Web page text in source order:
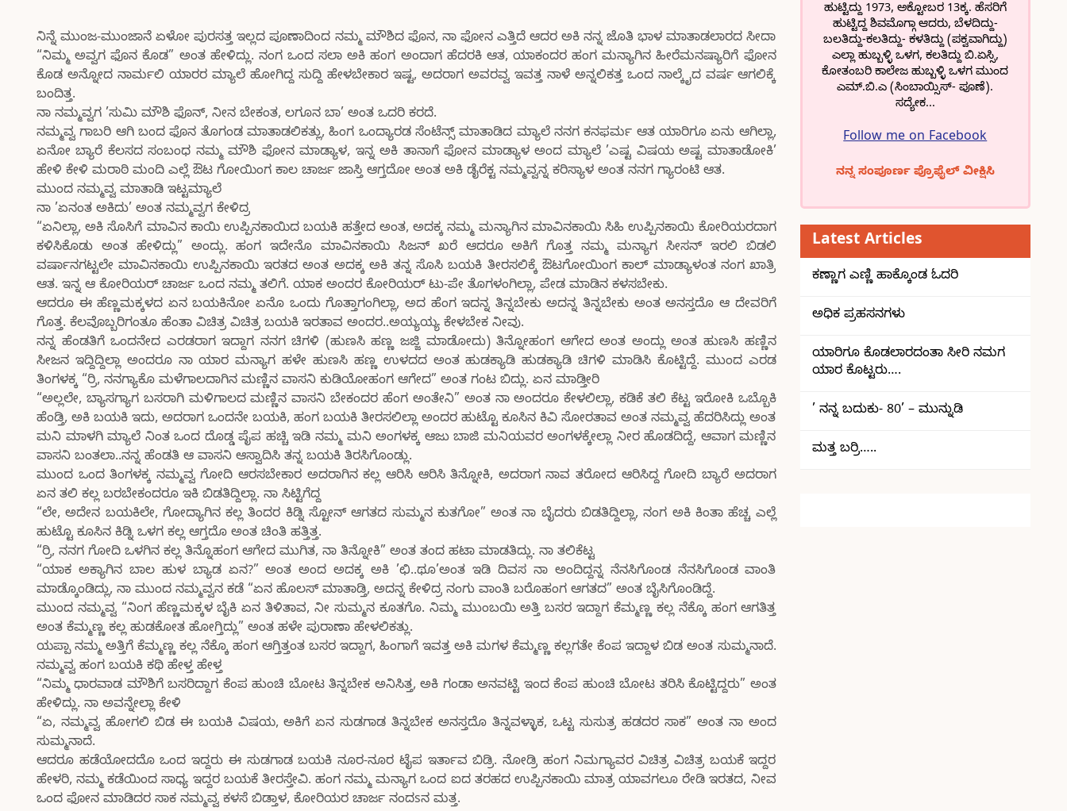
ನಿನ್ನೆ ಮುಂಜ-ಮುಂಜಾನೆ ಏಳೋ ಪುರಸತ್ತ ಇಲ್ಲದ ಪೂಣಾದಿಂದ ನಮ್ಮ ಮೌಶಿದ ಫೊನ, ನಾ ಫೋನ ಎತ್ತಿದೆ ಆದರ ಅಕಿ ನನ್ನ ಜೊತಿ ಭಾಳ ಮಾತಾಡಲಾರದ ಸೀದಾ
“ನಿಮ್ಮ ಅವ್ವಗ ಫೊನ ಕೊಡ” ಅಂತ ಹೇಳಿದ್ಲು. ನಂಗ ಒಂದ ಸಲಾ ಅಕಿ ಹಂಗ ಅಂದಾಗ ಹೆದರಕಿ ಆತ, ಯಾಕಂದರ ಹಂಗ ಮನ್ಯಾಗಿನ ಹೀರೆಮನಷ್ಯಾರಿಗೆ ಫೋನ
ಕೊಡ ಅನ್ನೋದ ನಾರ್ಮಲಿ ಯಾರರ ಮ್ಯಾಲೆ ಹೋಗಿದ್ದ ಸುದ್ದಿ ಹೇಳಬೇಕಾರ ಇಷ್ಟ, ಅದರಾಗ ಅವರವ್ವ ಇವತ್ತ ನಾಳೆ ಅನ್ನಲಿಕತ್ತ ಒಂದ ನಾಲ್ಕೈದ ವರ್ಷ ಆಗಲಿಕ್ಕೆ
ಬಂದಿತ್ತ.
ನಾ ನಮ್ಮವ್ವಗ ’ಸುಮಿ ಮೌಶಿ ಫೊನ್, ನೀನ ಬೇಕಂತ, ಲಗೂನ ಬಾ’ ಅಂತ ಒದರಿ ಕರದೆ.
ನಮ್ಮವ್ವ ಗಾಬರಿ ಆಗಿ ಬಂದ ಫೊನ ತೊಗಂಡ ಮಾತಾಡಲಿಕತ್ಲು, ಹಿಂಗ ಒಂದ್ಯಾರಡ ಸೆಂಟೆನ್ಸ್ ಮಾತಾಡಿದ ಮ್ಯಾಲೆ ನನಗ ಕನಫರ್ಮ ಆತ ಯಾರಿಗೂ ಏನು ಆಗಿಲ್ಲಾ,
ಏನೋ ಬ್ಯಾರೆ ಕೆಲಸದ ಸಂಬಂಧ ನಮ್ಮ ಮೌಶಿ ಫೋನ ಮಾಡ್ಯಾಳ, ಇನ್ನ ಅಕಿ ತಾನಾಗೆ ಫೋನ ಮಾಡ್ಯಾಳ ಅಂದ ಮ್ಯಾಲೆ ’ಎಷ್ಟ ವಿಷಯ ಅಷ್ಟ ಮಾತಾಡೋಕಿ’
ಹೇಳಿ ಕೇಳಿ ಮರಾಠಿ ಮಂದಿ ಎಲ್ಲೆ ಔಟ ಗೋಯಿಂಗ ಕಾಲ ಚಾರ್ಜ ಜಾಸ್ತಿ ಆಗ್ತದೋ ಅಂತ ಅಕಿ ಡೈರೆಕ್ಟ ನಮ್ಮವ್ವನ್ನ ಕರಿಸ್ಯಾಳ ಅಂತ ನನಗ ಗ್ಯಾರಂಟಿ ಆತ.
ಮುಂದ ನಮ್ಮವ್ವ ಮಾತಾಡಿ ಇಟ್ಟಮ್ಯಾಲೆ
ನಾ ’ಏನಂತ ಅಕಿದು’ ಅಂತ ನಮ್ಮವ್ವಗ ಕೇಳಿದ್ರ
“ಏನಿಲ್ಲಾ, ಅಕಿ ಸೊಸಿಗೆ ಮಾವಿನ ಕಾಯಿ ಉಪ್ಪಿನಕಾಯಿದ ಬಯಕಿ ಹತ್ತೇದ ಅಂತ, ಅದಕ್ಕ ನಮ್ಮ ಮನ್ಯಾಗಿನ ಮಾವಿನಕಾಯಿ ಸಿಹಿ ಉಪ್ಪಿನಕಾಯಿ ಕೋರಿಯರದಾಗ
ಕಳಿಸಿಕೊಡು ಅಂತ ಹೇಳಿದ್ಲು” ಅಂದ್ಲು. ಹಂಗ ಇದೇನೊ ಮಾವಿನಕಾಯಿ ಸಿಜನ್ ಖರೆ ಆದರೂ ಅಕಿಗೆ ಗೊತ್ತ ನಮ್ಮ ಮನ್ಯಾಗ ಸೀಸನ್ ಇರಲಿ ಬಿಡಲಿ
ವರ್ಷಾನಗಟ್ಟಲೇ ಮಾವಿನಕಾಯಿ ಉಪ್ಪಿನಕಾಯಿ ಇರತದ ಅಂತ ಅದಕ್ಕ ಅಕಿ ತನ್ನ ಸೊಸಿ ಬಯಕಿ ತೀರಸಲಿಕ್ಕೆ ಔಟಗೋಯಿಂಗ ಕಾಲ್ ಮಾಡ್ಯಾಳಂತ ನಂಗ ಖಾತ್ರಿ
ಆತ. ಇನ್ನ ಆ ಕೋರಿಯರ್ ಚಾರ್ಜ ಒಂದ ನಮ್ಮ ತಲಿಗೆ. ಯಾಕ ಅಂದರ ಕೋರಿಯರ್ ಟು-ಪೇ ತೊಗಳಂಗಿಲ್ಲಾ, ಪೇಡ ಮಾಡಿನ ಕಳಸಬೇಕು.
ಆದರೂ ಈ ಹೆಣ್ಣಮಕ್ಕಳದ ಏನ ಬಯಕಿನೋ ಏನೊ ಒಂದು ಗೊತ್ತಾಗಂಗಿಲ್ಲಾ, ಅದ ಹೆಂಗ ಇದನ್ನ ತಿನ್ನಬೇಕು ಅದನ್ನ ತಿನ್ನಬೇಕು ಅಂತ ಅನಸ್ತದೊ ಆ ದೇವರಿಗೆ
ಗೊತ್ತ. ಕೆಲವೊಬ್ಬರಿಗಂತೂ ಹೆಂತಾ ವಿಚಿತ್ರ ವಿಚಿತ್ರ ಬಯಕಿ ಇರತಾವ ಅಂದರ..ಅಯ್ಯಯ್ಯ ಕೇಳಬೇಕ ನೀವು.
ನನ್ನ ಹೆಂಡತಿಗೆ ಒಂದನೇದ ಎರಡರಾಗ ಇದ್ದಾಗ ನನಗ ಚಿಗಳಿ (ಹುಣಸಿ ಹಣ್ಣ ಜಜ್ಜಿ ಮಾಡೋದು) ತಿನ್ನೋಹಂಗ ಆಗೇದ ಅಂತ ಅಂದ್ಲು ಅಂತ ಹುಣಸಿ ಹಣ್ಣಿನ
ಸೀಜನ ಇದ್ದಿದ್ದಿಲ್ಲಾ ಅಂದರೂ ನಾ ಯಾರ ಮನ್ಯಾಗ ಹಳೇ ಹುಣಸಿ ಹಣ್ಣ ಉಳದದ ಅಂತ ಹುಡಕ್ಯಾಡಿ ಹುಡಕ್ಯಾಡಿ ಚಿಗಳಿ ಮಾಡಿಸಿ ಕೊಟ್ಟಿದ್ದೆ. ಮುಂದ ಎರಡ
ತಿಂಗಳಕ್ಕ “ರ್ರಿ, ನನಗ್ಯಾಕೊ ಮಳೆಗಾಲದಾಗಿನ ಮಣ್ಣಿನ ವಾಸನಿ ಕುಡಿಯೋಹಂಗ ಆಗೇದ” ಅಂತ ಗಂಟ ಬಿದ್ಲು. ಏನ ಮಾಡ್ತೀರಿ
“ಅಲ್ಲಲೇ, ಬ್ಯಾಸಗ್ಯಾಗ ಬಸರಾಗಿ ಮಳಿಗಾಲದ ಮಣ್ಣಿನ ವಾಸನಿ ಬೇಕಂದರ ಹೆಂಗ ಅಂತೇನಿ” ಅಂತ ನಾ ಅಂದರೂ ಕೇಳಲಿಲ್ಲಾ, ಕಡಿಕೆ ತಲಿ ಕೆಟ್ಟ ಇರೋಕಿ ಒಬ್ಬೊಕಿ
ಹೆಂಡ್ತಿ, ಅಕಿ ಬಯಕಿ ಇದು, ಅದರಾಗ ಒಂದನೇ ಬಯಕಿ, ಹಂಗ ಬಯಕಿ ತೀರಸಲಿಲ್ಲಾ ಅಂದರ ಹುಟ್ಟೊ ಕೂಸಿನ ಕಿವಿ ಸೋರತಾವ ಅಂತ ನಮ್ಮವ್ವ ಹೆದರಿಸಿದ್ಲು ಅಂತ
ಮನಿ ಮಾಳಗಿ ಮ್ಯಾಲೆ ನಿಂತ ಒಂದ ದೊಡ್ಡ ಪೈಪ ಹಚ್ಚಿ ಇಡಿ ನಮ್ಮ ಮನಿ ಅಂಗಳಕ್ಕ ಆಜು ಬಾಜಿ ಮನಿಯವರ ಅಂಗಳಕ್ಕೇಲ್ಲಾ ನೀರ ಹೊಡದಿದ್ದೆ, ಆವಾಗ ಮಣ್ಣಿನ
ವಾಸನಿ ಬಂತಲಾ..ನನ್ನ ಹೆಂಡತಿ ಆ ವಾಸನಿ ಆಸ್ವಾದಿಸಿ ತನ್ನ ಬಯಕಿ ತಿರಸಿಗೊಂಡ್ಲು.
ಮುಂದ ಒಂದ ತಿಂಗಳಕ್ಕ ನಮ್ಮವ್ವ ಗೋದಿ ಆರಸಬೇಕಾರ ಅದರಾಗಿನ ಕಲ್ಲ ಆರಿಸಿ ಆರಿಸಿ ತಿನ್ನೋಕಿ, ಅದರಾಗ ನಾವ ತರೋದ ಆರಿಸಿದ್ದ ಗೋದಿ ಬ್ಯಾರೆ ಅದರಾಗ
ಏನ ತಲಿ ಕಲ್ಲ ಬರಬೇಕಂದರೂ ಇಕಿ ಬಿಡತಿದ್ದಿಲ್ಲಾ. ನಾ ಸಿಟ್ಟಿಗೆದ್ದ
“ಲೇ, ಅದೇನ ಬಯಕಿಲೇ, ಗೋದ್ಯಾಗಿನ ಕಲ್ಲ ತಿಂದರ ಕಿಡ್ನಿ ಸ್ಟೋನ್ ಆಗತದ ಸುಮ್ಮನ ಕುತಗೋ” ಅಂತ ನಾ ಬೈದರು ಬಿಡತಿದ್ದಿಲ್ಲಾ, ನಂಗ ಅಕಿ ಕಿಂತಾ ಹೆಚ್ಚ ಎಲ್ಲೆ
ಹುಟ್ಟೊ ಕೂಸಿನ ಕಿಡ್ನಿ ಒಳಗ ಕಲ್ಲ ಆಗ್ತದೊ ಅಂತ ಚಿಂತಿ ಹತ್ತಿತ್ತ.
“ರ್ರಿ, ನನಗ ಗೋದಿ ಒಳಗಿನ ಕಲ್ಲ ತಿನ್ನೊಹಂಗ ಆಗೇದ ಮುಗಿತ, ನಾ ತಿನ್ನೋಕಿ” ಅಂತ ತಂದ ಹಟಾ ಮಾಡತಿದ್ಲು. ನಾ ತಲಿಕೆಟ್ಟ
“ಯಾಕ ಅಕ್ಯಾಗಿನ ಬಾಲ ಹುಳ ಬ್ಯಾಡ ಏನ?” ಅಂತ ಅಂದ ಅದಕ್ಕ ಅಕಿ ’ಛಿ..ಥೂ’ಅಂತ ಇಡಿ ದಿವಸ ನಾ ಅಂದಿದ್ದನ್ನ ನೆನಸಿಗೊಂಡ ನೆನಸಿಗೊಂಡ ವಾಂತಿ
ಮಾಡ್ಕೊಂಡಿದ್ಲು, ನಾ ಮುಂದ ನಮ್ಮವ್ವನ ಕಡೆ “ಏನ ಹೊಲಸ್ ಮಾತಾಡ್ತಿ, ಅದನ್ನ ಕೇಳಿದ್ರ ನಂಗು ವಾಂತಿ ಬರೊಹಂಗ ಆಗತದ” ಅಂತ ಬೈಸಿಗೊಂಡಿದ್ದೆ.
ಮುಂದ ನಮ್ಮವ್ವ “ನಿಂಗ ಹೆಣ್ಣಮಕ್ಕಳ ಬೈಕಿ ಏನ ತಿಳಿತಾವ, ನೀ ಸುಮ್ಮನ ಕೂತಗೊ. ನಿಮ್ಮ ಮುಂಬಯಿ ಅತ್ತಿ ಬಸರ ಇದ್ದಾಗ ಕೆಮ್ಮಣ್ಣ ಕಲ್ಲ ನೆಕ್ಕೊ ಹಂಗ ಆಗತಿತ್ತ
ಅಂತ ಕೆಮ್ಮಣ್ಣ ಕಲ್ಲ ಹುಡಕೋತ ಹೋಗ್ತಿದ್ಲು” ಅಂತ ಹಳೇ ಪುರಾಣಾ ಹೇಳಲಿಕತ್ಲು.
ಯಪ್ಪಾ ನಮ್ಮ ಅತ್ತಿಗೆ ಕೆಮ್ಮಣ್ಣ ಕಲ್ಲ ನೆಕ್ಕೊ ಹಂಗ ಆಗ್ತಿತ್ತಂತ ಬಸರ ಇದ್ದಾಗ, ಹಿಂಗಾಗೆ ಇವತ್ತ ಅಕಿ ಮಗಳ ಕೆಮ್ಮಣ್ಣ ಕಲ್ಲಗತೇ ಕೆಂಪ ಇದ್ದಾಳ ಬಿಡ ಅಂತ ಸುಮ್ಮನಾದೆ.
ನಮ್ಮವ್ವ ಹಂಗ ಬಯಕಿ ಕಥಿ ಹೇಳ್ತ ಹೇಳ್ತ
“ನಿಮ್ಮ ಧಾರವಾಡ ಮೌಶಿಗೆ ಬಸರಿದ್ದಾಗ ಕೆಂಪ ಹುಂಚಿ ಬೋಟ ತಿನ್ನಬೇಕ ಅನಿಸಿತ್ತ, ಅಕಿ ಗಂಡಾ ಅನವಟ್ಟಿ ಇಂದ ಕೆಂಪ ಹುಂಚಿ ಬೋಟ ತರಿಸಿ ಕೊಟ್ಟಿದ್ದರು” ಅಂತ
ಹೇಳಿದ್ಲು. ನಾ ಅವನ್ನೇಲ್ಲಾ ಕೇಳಿ
“ಏ, ನಮ್ಮವ್ವ ಹೋಗಲಿ ಬಿಡ ಈ ಬಯಕಿ ವಿಷಯ, ಅಕಿಗೆ ಏನ ಸುಡಗಾಡ ತಿನ್ನಬೇಕ ಅನಸ್ತದೊ ತಿನ್ನವಳ್ಳಾಕ, ಒಟ್ಟ ಸುಸುತ್ರ ಹಡದರ ಸಾಕ” ಅಂತ ನಾ ಅಂದ
ಸುಮ್ಮನಾದೆ.
ಆದರೂ ಹಡೆಯೋದದೊ ಒಂದ ಇದ್ದರು ಈ ಸುಡಗಾಡ ಬಯಕಿ ನೂರ-ನೂರ ಟೈಪ ಇರ್ತಾವ ಬಿಡ್ರಿ. ನೋಡ್ರಿ ಹಂಗ ನಿಮಗ್ಯಾವರ ವಿಚಿತ್ರ ವಿಚಿತ್ರ ಬಯಕೆ ಇದ್ದರ
ಹೇಳರಿ, ನಮ್ಮ ಕಡೆಯಿಂದ ಸಾಧ್ಯ ಇದ್ದರ ಬಯಕೆ ತೀರಸ್ತೇವಿ. ಹಂಗ ನಮ್ಮ ಮನ್ಯಾಗ ಒಂದ ಐದ ತರಹದ ಉಪ್ಪಿನಕಾಯಿ ಮಾತ್ರ ಯಾವಗಲೂ ರೇಡಿ ಇರತದ, ನೀವ
ಒಂದ ಫೋನ ಮಾಡಿದರ ಸಾಕ ನಮ್ಮವ್ವ ಕಳಸೆ ಬಿಡ್ತಾಳ, ಕೋರಿಯರ ಚಾರ್ಜ ನಂದsನ ಮತ್ತ.
ಹುಟ್ಟಿದ್ದು 1973, ಅಕ್ಟೋಬರ 13ಕ್ಕ. ಹೆಸರಿಗೆ
ಹುಟ್ಟಿದ್ದ ಶಿವಮೊಗ್ಗಾ ಆದರು, ಬೆಳದಿದ್ದು-
ಬಲತಿದ್ದು-ಕಲತಿದ್ದು- ಕಳತಿದ್ದು (ಪಕ್ವವಾಗಿದ್ದು)
ಎಲ್ಲಾ ಹುಬ್ಬಳ್ಳಿ ಒಳಗ, ಕಲತಿದ್ದು ಬಿ.ಏಸ್ಸಿ,
ಕೋತಂಬರಿ ಕಾಲೇಜ ಹುಬ್ಬಳ್ಳಿ ಒಳಗ ಮುಂದ
ಎಮ್.ಬಿ.ಎ (ಸಿಂಬಾಯ್ಸಿಸ್- ಪೂಣೆ).
ಸದ್ಯೇಕ...
Follow me on Facebook
ನನ್ನ ಸಂಪೂರ್ಣ ಪ್ರೊಫೈಲ್ ವೀಕ್ಷಿಸಿ
Latest Articles
ಕಣ್ಣಾಗ ಎಣ್ಣಿ ಹಾಕ್ಕೊಂಡ ಓದರಿ
ಅಧಿಕ ಪ್ರಹಸನಗಳು
ಯಾರಿಗೂ ಕೊಡಲಾರದಂತಾ ಸೀರಿ ನಮಗ
ಯಾರ ಕೊಟ್ಟರು….
’ ನನ್ನ ಬದುಕು- 80’ – ಮುನ್ನುಡಿ
ಮತ್ತ ಬರ್ರಿ…..